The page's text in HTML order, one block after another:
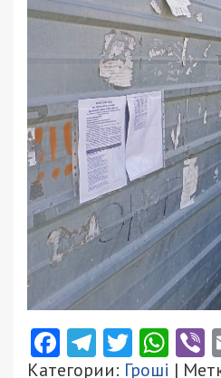
Facebook
Telegram
Twitter
Категории: Гроші |